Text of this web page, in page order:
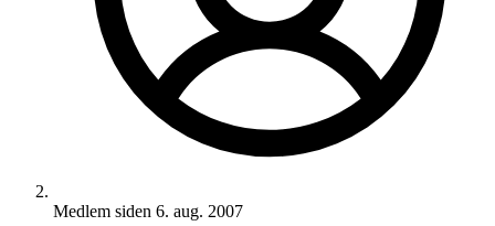
Medlem siden 6. aug. 2007